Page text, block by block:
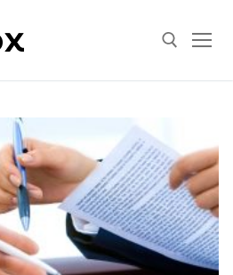
Search for: